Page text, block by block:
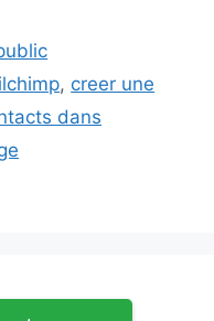
, creer une
dans